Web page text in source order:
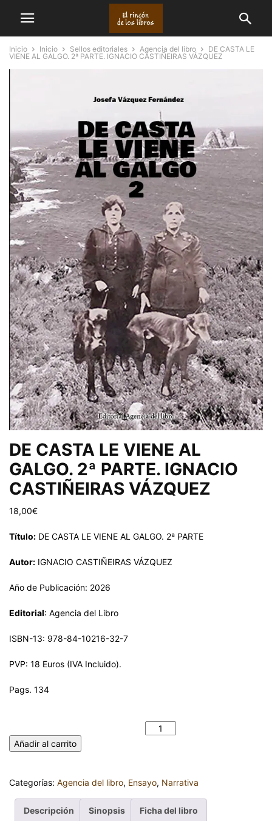
Inicio Inicio Sellos editoriales Agencia del libro
DE CASTA LE
VIENE AL GALGO. 2ª PARTE. IGNACIO CASTIÑEIRAS VÁZQUEZ
DE CASTA LE VIENE AL
GALGO. 2ª PARTE. IGNACIO
CASTIÑEIRAS VÁZQUEZ
18,00€
Título: DE CASTA LE VIENE AL GALGO. 2ª PARTE
Autor: IGNACIO CASTIÑEIRAS VÁZQUEZ
Año de Publicación: 2026
Editorial: Agencia del Libro
ISBN-13: 978-84-10216-32-7
PVP: 18 Euros (IVA Incluido).
Pags. 134
Añadir al carrito
Categorías: Agencia del libro, Ensayo, Narrativa
Descripción Sinopsis Ficha del libro